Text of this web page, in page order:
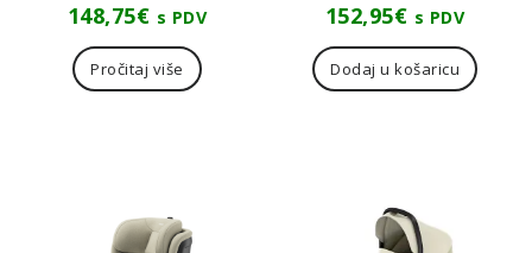
148,75€ s PDV
Pročitaj više
152,95€ s PDV
Dodaj u košaricu